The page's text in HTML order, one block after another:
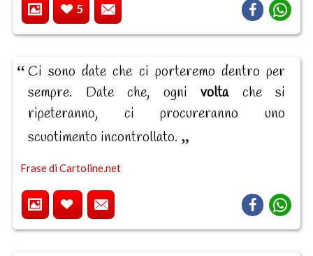
5
Ci sono date che ci porteremo dentro per
sempre. Date che, ogni voltache si
ripeteranno, ci procureranno uno
scuotimento incontrollato.
Frase di Cartoline.net